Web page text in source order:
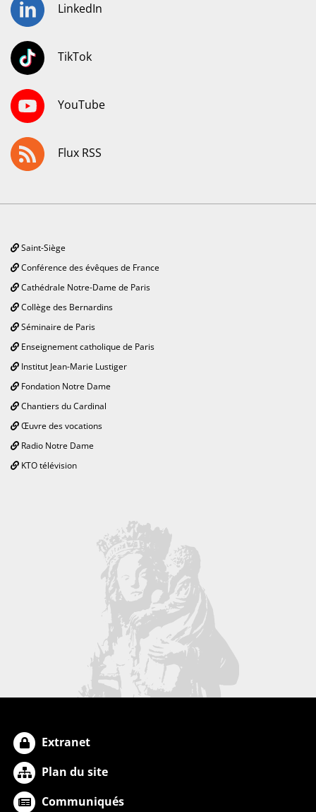
LinkedIn
TikTok
YouTube
Flux RSS
Saint-Siège
Conférence des évêques de France
Cathédrale Notre-Dame de Paris
Collège des Bernardins
Séminaire de Paris
Enseignement catholique de Paris
Institut Jean-Marie Lustiger
Fondation Notre Dame
Chantiers du Cardinal
Œuvre des vocations
Radio Notre Dame
KTO télévision
Extranet
Plan du site
Communiqués